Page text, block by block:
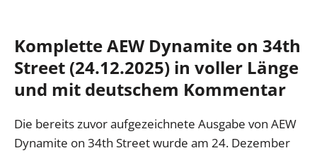
Komplette AEW Dynamite on 34th
Street (24.12.2025) in voller Länge
und mit deutschem Kommentar
Die bereits zuvor aufgezeichnete Ausgabe von AEW
Dynamite on 34th Street wurde am 24. Dezember